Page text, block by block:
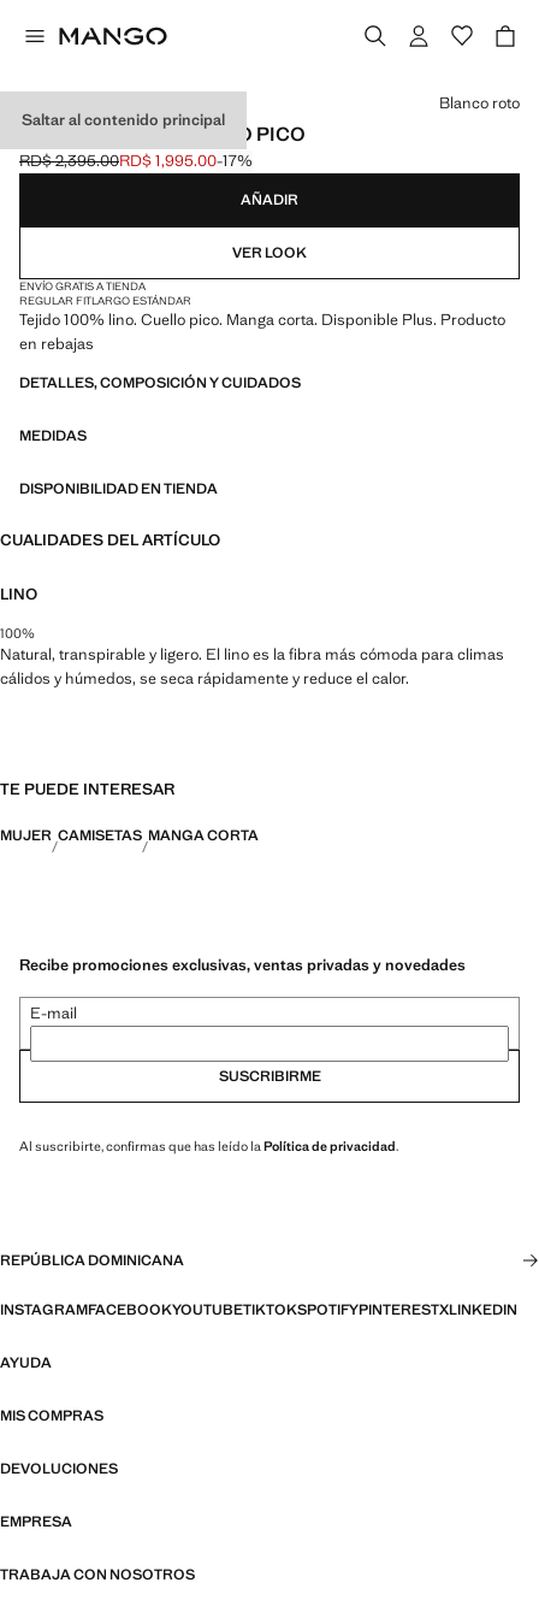
Saltar al contenido principal
CAMISETA LINO CUELLO PICO
Precio inicial tachado [RD$ 2,395.00 ]
RD$ 2,395.00
Precio actual [RD$ 1,995.00 ]
RD$ 1,995.00-17%
Selecciona un color
Blanco roto
AÑADIR
VER LOOK
ENVÍO GRATIS A TIENDA
REGULAR FITLARGO ESTÁNDAR
Tejido 100% lino. Cuello pico. Manga corta. Disponible Plus. Producto
en rebajas
DETALLES, COMPOSICIÓN Y CUIDADOS
MEDIDAS
DISPONIBILIDAD EN TIENDA
CUALIDADES DEL ARTÍCULO
LINO
100%
Natural, transpirable y ligero. El lino es la fibra más cómoda para climas
cálidos y húmedos, se seca rápidamente y reduce el calor.
TE PUEDE INTERESAR
MUJER CAMISETAS MANGA CORTA
Recibe promociones exclusivas, ventas privadas y novedades
E-mail
SUSCRIBIRME
Al suscribirte, confirmas que has leído laPolítica de privacidad.
REPÚBLICA DOMINICANA
INSTAGRAMFACEBOOKYOUTUBETIKTOKSPOTIFYPINTERESTXLINKEDIN
AYUDA
MIS COMPRAS
DEVOLUCIONES
EMPRESA
TRABAJA CON NOSOTROS